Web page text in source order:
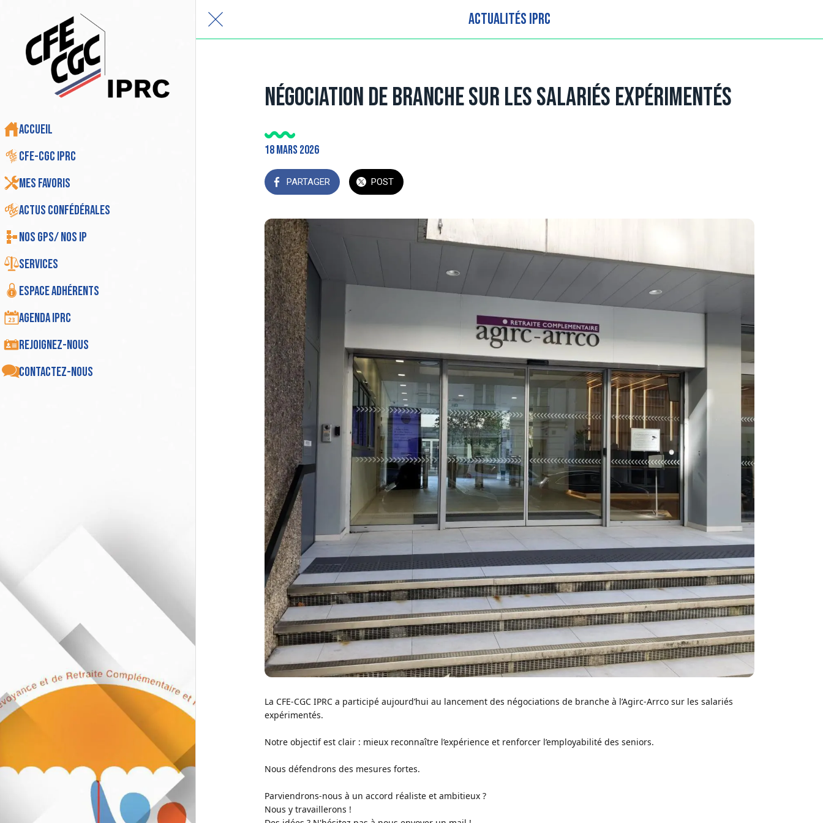
Accueil
CFE-CGC IPRC
Mes favoris
Actus Confédérales
Nos GPS/ Nos IP
Services
Espace adhérents
Agenda IPRC
Rejoignez-nous
Contactez-nous
Actualités IPRC
Négociation de branche sur les salariés expérimentés
18 mars 2026
PARTAGER POST
La CFE‑CGC IPRC a participé aujourd’hui au lancement des négociations de branche à l’Agirc‑Arrco sur les salariés
expérimentés.
Notre objectif est clair : mieux reconnaître l’expérience et renforcer l’employabilité des seniors.
Nous défendrons des mesures fortes.
Parviendrons‑nous à un accord réaliste et ambitieux ?
Nous y travaillerons !